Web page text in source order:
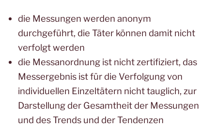
die Messungen werden anonym
durchgeführt, die Täter können damit nicht
verfolgt werden
die Messanordnung ist nicht zertifiziert, das
Messergebnis ist für die Verfolgung von
individuellen Einzeltätern nicht tauglich, zur
Darstellung der Gesamtheit der Messungen
und des Trends und der Tendenzen